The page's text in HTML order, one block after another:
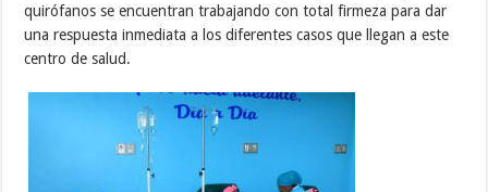
quirófanos se encuentran trabajando con total firmeza para dar
una respuesta inmediata a los diferentes casos que llegan a este
centro de salud.